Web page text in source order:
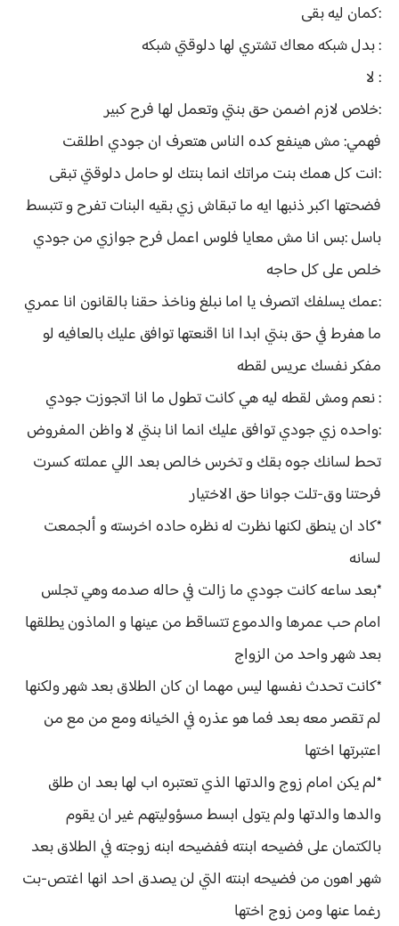
:كمان ليه بقى
: بدل شبكه معاك تشتري لها دلوقتي شبكه
: لا
:خلاص لازم اضمن حق بنتي وتعمل لها فرح كبير
فهمي: مش هينفع كده الناس هتعرف ان جودي اطلقت
:انت كل همك بنت مراتك انما بنتك لو حامل دلوقتي تبقى
فضحتها اكبر ذنبها ايه ما تبقاش زي بقيه البنات تفرح و تتبسط
باسل :بس انا مش معايا فلوس اعمل فرح جوازي من جودي
خلص على كل حاجه
:عمك يسلفك اتصرف يا اما نبلغ وناخذ حقنا بالقانون انا عمري
ما هفرط في حق بنتي ابدا انا اقنعتها توافق عليك بالعافيه لو
مفكر نفسك عريس لقطه
: نعم ومش لقطه ليه هي كانت تطول ما انا اتجوزت جودي
:واحده زي جودي توافق عليك انما انا بنتي لا واظن المفروض
تحط لسانك جوه بقك و تخرس خالص بعد اللي عملته كسرت
فرحتنا وق-تلت جوانا حق الاختيار
*كاد ان ينطق لكنها نظرت له نظره حاده اخرسته و ألجمعت
لسانه
*بعد ساعه كانت جودي ما زالت في حاله صدمه وهي تجلس
امام حب عمرها والدموع تتساقط من عينها و الماذون يطلقها
بعد شهر واحد من الزواج
*كانت تحدث نفسها ليس مهما ان كان الطلاق بعد شهر ولكنها
لم تقصر معه بعد فما هو عذره في الخيانه ومع من مع من
اعتبرتها اختها
*لم يكن امام زوج والدتها الذي تعتبره اب لها بعد ان طلق
والدها والدتها ولم يتولى ابسط مسؤوليتهم غير ان يقوم
بالكتمان على فضيحه ابنته ففضيحه ابنه زوجته في الطلاق بعد
شهر اهون من فضيحه ابنته التي لن يصدق احد انها اغتص-بت
رغما عنها ومن زوج اختها